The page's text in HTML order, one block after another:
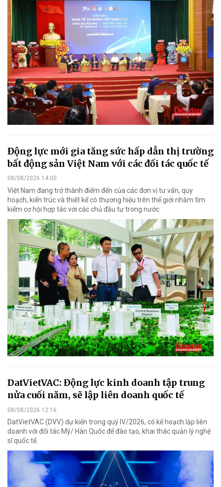
Động lực mới gia tăng sức hấp dẫn thị trường
bất động sản Việt Nam với các đối tác quốc tế
08/08/2026 14:00
Việt Nam đang trở thành điểm đến của các đơn vị tư vấn, quy
hoạch, kiến trúc và thiết kế có thương hiệu trên thế giới nhằm tìm
kiếm cơ hội hợp tác với các chủ đầu tư trong nước.
DatVietVAC: Động lực kinh doanh tập trung
nửa cuối năm, sẽ lập liên doanh quốc tế
08/08/2026 12:16
DatVietVAC (DVV) dự kiến trong quý IV/2026, có kế hoạch lập liên
doanh với đối tác Mỹ/ Hàn Quốc để đào tạo, khai thác quản lý nghệ
sĩ quốc tế.